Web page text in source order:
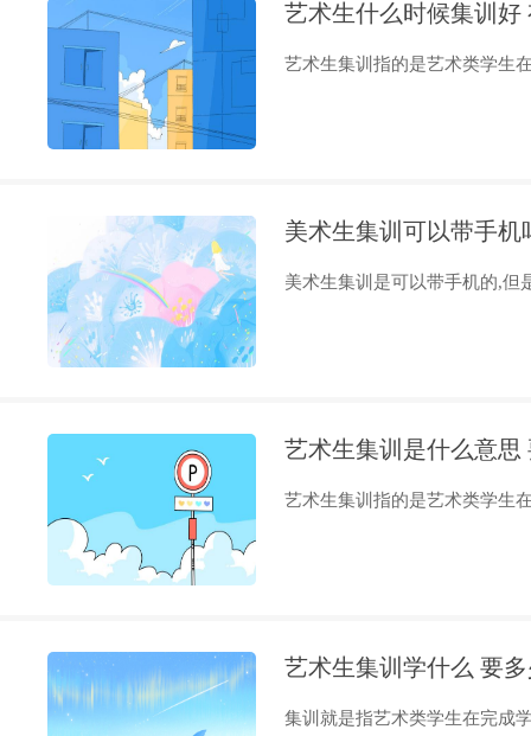
艺术生什么时候集训好
艺术生集训指的是艺术类学生
美术生集训可以带手机
美术生集训是可以带手机的,但
艺术生集训是什么意思
艺术生集训指的是艺术类学生
艺术生集训学什么 要
集训就是指艺术类学生在完成